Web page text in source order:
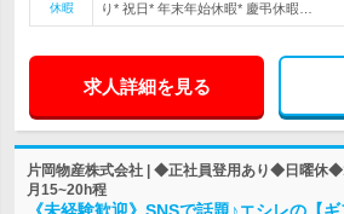
休暇
り* 祝日* 年末年始休暇* 慶弔休暇…
求人詳細を見る
片岡物産株式会社 | ◆正社員登用あり◆日曜
月15~20h程